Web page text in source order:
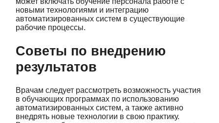
новыми технологиями и интеграцию
автоматизированных систем в существующие
рабочие процессы.
Советы по внедрению
результатов
Врачам следует рассмотреть возможность участия
в обучающих программах по использованию
автоматизированных систем, а также активно
внедрять новые технологии в свою практику.